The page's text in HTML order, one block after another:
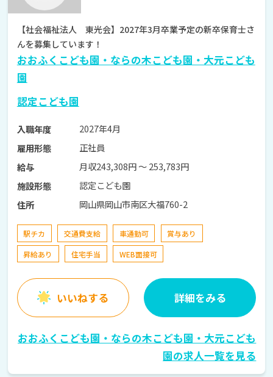
【社会福祉法人 東光会】2027年3月卒業予定の新卒保育士さ
んを募集しています！
おおふくこども園・ならの木こども園・大元こども
園
認定こども園
入職年度
2027年4月
雇用形態
正社員
給与
月収243,308円 〜 253,783円
施設形態
認定こども園
住所
岡山県岡山市南区大福760-2
駅チカ 交通費支給 車通勤可
賞与あり
昇給あり
住宅手当 WEB面接可
いいねする 詳細をみる
おおふくこども園・ならの木こども園・大元こども
園の求人一覧を見る